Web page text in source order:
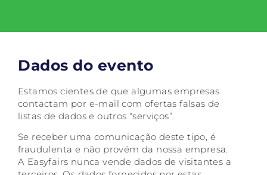
Dados do evento
Estamos cientes de que algumas empresas
contactam por e-mail com ofertas falsas de
listas de dados e outros “serviços”.
Se receber uma comunicação deste tipo, é
fraudulenta e não provém da nossa empresa.
A Easyfairs nunca vende dados de visitantes a